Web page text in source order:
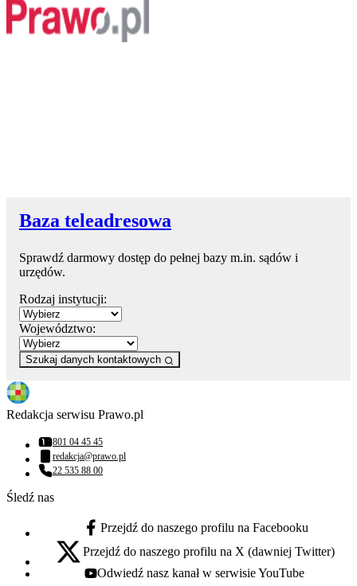
Baza teleadresowa
Sprawdź darmowy dostęp do pełnej bazy m.in. sądów i
urzędów.
Rodzaj instytucji:
Województwo:
Szukaj danych kontaktowych
Redakcja serwisu Prawo.pl
Numer telefonu:
801 04 45 45
Adres email:
redakcja@prawo.pl
Numer telefonu:
22 535 88 00
Śledź nas
facebook - otwiera się w nowej karcie
Przejdź do naszego profilu na Facebooku
x - otwiera się w nowej karcie
Przejdź do naszego profilu na X (dawniej Twitter)
youtube - otwiera się w nowej karcie
Odwiedź nasz kanał w serwisie YouTube